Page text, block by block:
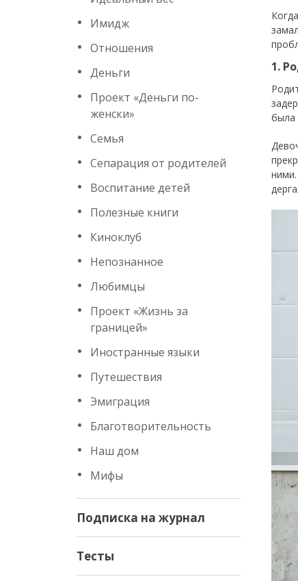
Имидж
Отношения
Деньги
Проект «Деньги по-
женски»
Семья
Сепарация от родителей
Воспитание детей
Полезные книги
Киноклуб
Непознанное
Любимцы
Проект «Жизнь за
границей»
Иностранные языки
Путешествия
Эмиграция
Благотворительность
Наш дом
Мифы
Подписка на журнал
Тесты
1.
была